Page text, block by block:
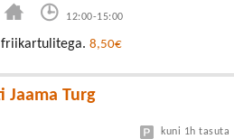
12:00-15:00
friikartulitega. 8,50€
Jaama Turg
kuni 1h tasuta